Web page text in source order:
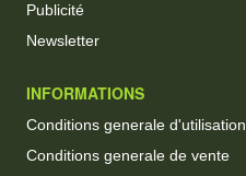
Publicité
Newsletter
INFORMATIONS
Conditions generale d'utilisation
Conditions generale de vente